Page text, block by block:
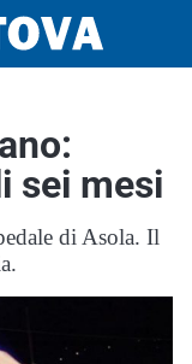
sei mesi
di Asola. Il